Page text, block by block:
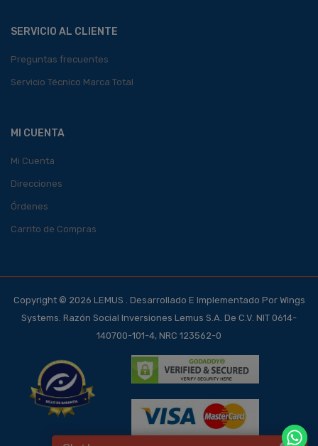
SERVICIO AL CLIENTE
Preguntas frecuentes
Servicio Técnico Marca Total
MI CUENTA
Mi Cuenta
Direcciones
Órdenes
Carrito de Compras
Copyright © 2026 LEMUS . Desarrollado E Implementado Por Wings
Systems. Razón Social Inversiones Lemus S.A. De C.V. NIT 0614-
140700-101-4, NRC 123562-0